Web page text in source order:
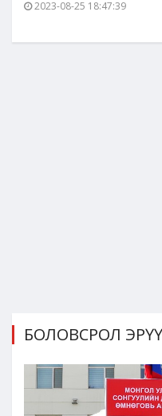
2023-08-25 18:47:39
БОЛОВСРОЛ